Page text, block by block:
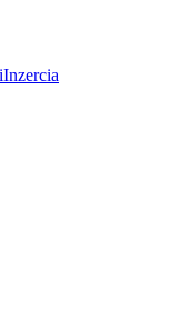
Inzercia